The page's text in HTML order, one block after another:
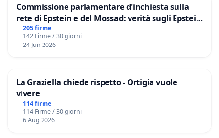
Commissione parlamentare d'inchiesta sulla
rete di Epstein e del Mossad: verità sugli Epstein
Files
205 firme
142 Firme / 30 giorni
24 Jun 2026
La Graziella chiede rispetto - Ortigia vuole
vivere
114 firme
114 Firme / 30 giorni
6 Aug 2026